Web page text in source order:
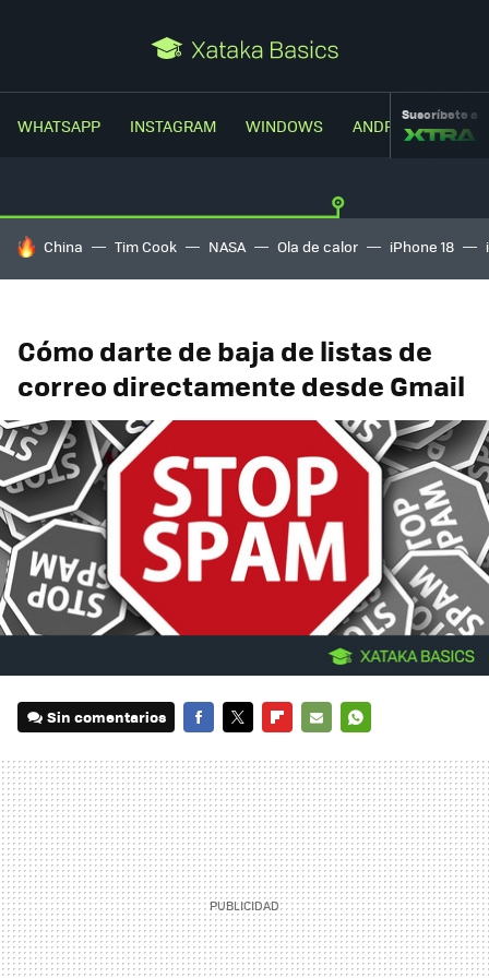
WHATSAPP INSTAGRAM WINDOWS ANDROIDSuscríbete a
HOY SE HABLA DE
China Tim Cook NASA Ola de calor iPhone 18
Cómo darte de baja de listas de
correo directamente desde Gmail
Sin comentarios
MAIL